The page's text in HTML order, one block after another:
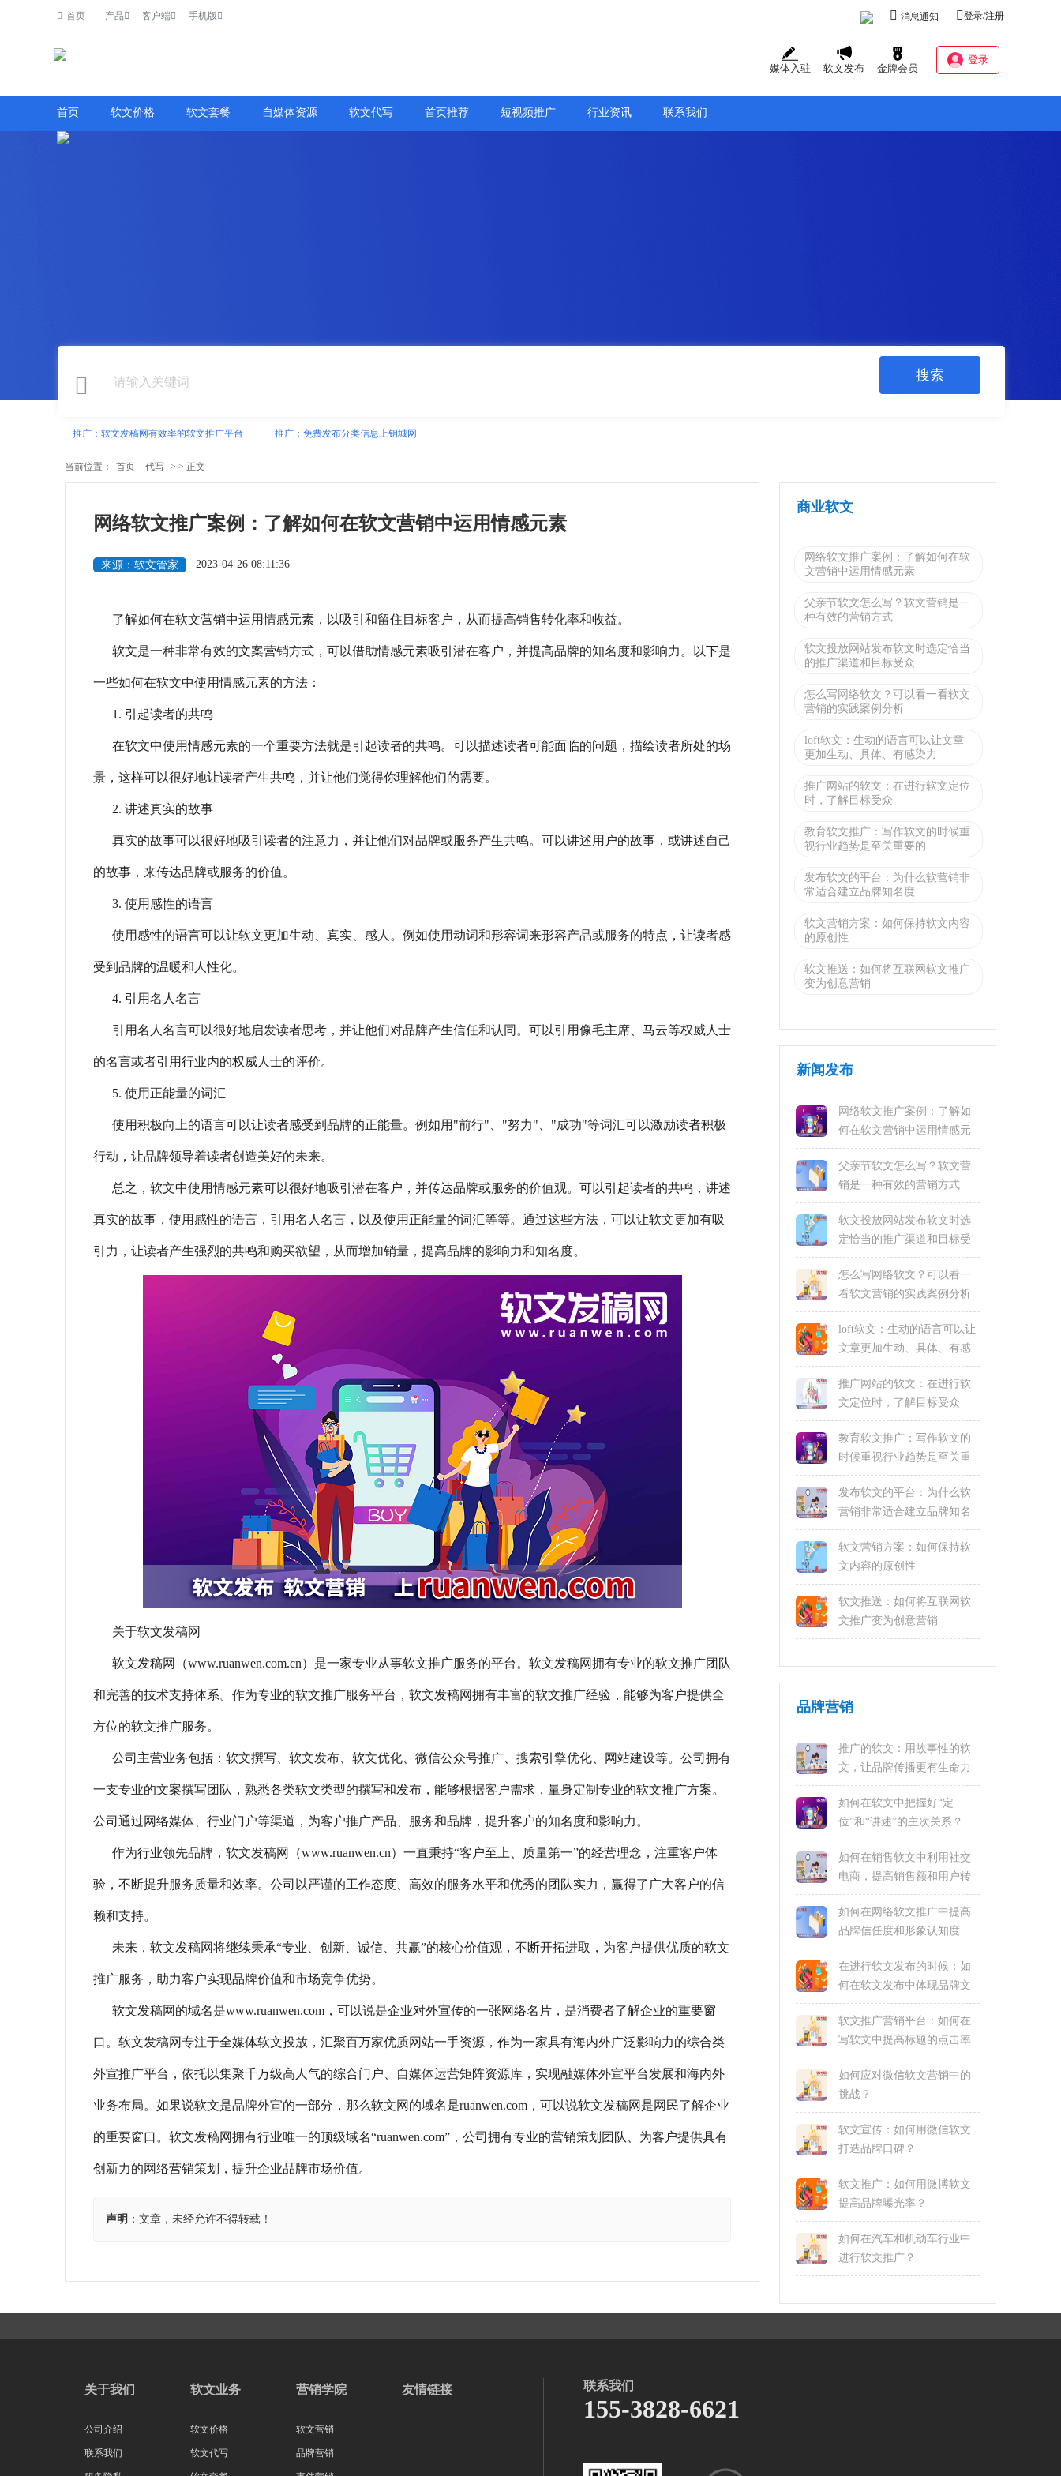
首页 产品 客户端 手机版 消息通知 登录/注册
媒体入驻 软文发布 金牌会员
登录
首页 软文价格 软文套餐 自媒体资源 软文代写 首页推荐 短视频推广 行业资讯 联系我们
推广：软文发稿网有效率的软文推广平台 推广：免费发布分类信息上钥城网
当前位置： 首页 代写 > > 正文
网络软文推广案例：了解如何在软文营销中运用情感元素
来源：软文管家 2023-04-26 08:11:36
了解如何在软文营销中运用情感元素，以吸引和留住目标客户，从而提高销售转化率和收益。
软文是一种非常有效的文案营销方式，可以借助情感元素吸引潜在客户，并提高品牌的知名度和影响力。以下是
一些如何在软文中使用情感元素的方法：
1. 引起读者的共鸣
在软文中使用情感元素的一个重要方法就是引起读者的共鸣。可以描述读者可能面临的问题，描绘读者所处的场
景，这样可以很好地让读者产生共鸣，并让他们觉得你理解他们的需要。
2. 讲述真实的故事
真实的故事可以很好地吸引读者的注意力，并让他们对品牌或服务产生共鸣。可以讲述用户的故事，或讲述自己
的故事，来传达品牌或服务的价值。
3. 使用感性的语言
使用感性的语言可以让软文更加生动、真实、感人。例如使用动词和形容词来形容产品或服务的特点，让读者感
受到品牌的温暖和人性化。
4. 引用名人名言
引用名人名言可以很好地启发读者思考，并让他们对品牌产生信任和认同。可以引用像毛主席、马云等权威人士
的名言或者引用行业内的权威人士的评价。
5. 使用正能量的词汇
使用积极向上的语言可以让读者感受到品牌的正能量。例如用"前行"、"努力"、"成功"等词汇可以激励读者积极
行动，让品牌领导着读者创造美好的未来。
总之，软文中使用情感元素可以很好地吸引潜在客户，并传达品牌或服务的价值观。可以引起读者的共鸣，讲述
真实的故事，使用感性的语言，引用名人名言，以及使用正能量的词汇等等。通过这些方法，可以让软文更加有吸
引力，让读者产生强烈的共鸣和购买欲望，从而增加销量，提高品牌的影响力和知名度。
关于软文发稿网
软文发稿网（www.ruanwen.com.cn）是一家专业从事软文推广服务的平台。软文发稿网拥有专业的软文推广团队
和完善的技术支持体系。作为专业的软文推广服务平台，软文发稿网拥有丰富的软文推广经验，能够为客户提供全
方位的软文推广服务。
公司主营业务包括：软文撰写、软文发布、软文优化、微信公众号推广、搜索引擎优化、网站建设等。公司拥有
一支专业的文案撰写团队，熟悉各类软文类型的撰写和发布，能够根据客户需求，量身定制专业的软文推广方案。
公司通过网络媒体、行业门户等渠道，为客户推广产品、服务和品牌，提升客户的知名度和影响力。
作为行业领先品牌，软文发稿网（www.ruanwen.cn）一直秉持“客户至上、质量第一”的经营理念，注重客户体
验，不断提升服务质量和效率。公司以严谨的工作态度、高效的服务水平和优秀的团队实力，赢得了广大客户的信
赖和支持。
未来，软文发稿网将继续秉承“专业、创新、诚信、共赢”的核心价值观，不断开拓进取，为客户提供优质的软文
推广服务，助力客户实现品牌价值和市场竞争优势。
软文发稿网的域名是www.ruanwen.com，可以说是企业对外宣传的一张网络名片，是消费者了解企业的重要窗
口。软文发稿网专注于全媒体软文投放，汇聚百万家优质网站一手资源，作为一家具有海内外广泛影响力的综合类
外宣推广平台，依托以集聚千万级高人气的综合门户、自媒体运营矩阵资源库，实现融媒体外宣平台发展和海内外
业务布局。如果说软文是品牌外宣的一部分，那么软文网的域名是ruanwen.com，可以说软文发稿网是网民了解企业
的重要窗口。软文发稿网拥有行业唯一的顶级域名“ruanwen.com”，公司拥有专业的营销策划团队、为客户提供具有
创新力的网络营销策划，提升企业品牌市场价值。
声明 ：文章，未经允许不得转载！
商业软文
网络软文推广案例：了解如何在软
文营销中运用情感元素
父亲节软文怎么写？软文营销是一
种有效的营销方式
软文投放网站发布软文时选定恰当
的推广渠道和目标受众
怎么写网络软文？可以看一看软文
营销的实践案例分析
loft软文：生动的语言可以让文章
更加生动、具体、有感染力
推广网站的软文：在进行软文定位
时，了解目标受众
教育软文推广：写作软文的时候重
视行业趋势是至关重要的
发布软文的平台：为什么软营销非
常适合建立品牌知名度
软文营销方案：如何保持软文内容
的原创性
软文推送：如何将互联网软文推广
变为创意营销
新闻发布
网络软文推广案例：了解如
何在软文营销中运用情感元
素
父亲节软文怎么写？软文营
销是一种有效的营销方式
软文投放网站发布软文时选
定恰当的推广渠道和目标受
众
怎么写网络软文？可以看一
看软文营销的实践案例分析
loft软文：生动的语言可以让
文章更加生动、具体、有感
染力
推广网站的软文：在进行软
文定位时，了解目标受众
教育软文推广：写作软文的
时候重视行业趋势是至关重
要的
发布软文的平台：为什么软
营销非常适合建立品牌知名
度
软文营销方案：如何保持软
文内容的原创性
软文推送：如何将互联网软
文推广变为创意营销
品牌营销
推广的软文：用故事性的软
文，让品牌传播更有生命力
如何在软文中把握好“定
位”和“讲述”的主次关系？
如何在销售软文中利用社交
电商，提高销售额和用户转
化率
如何在网络软文推广中提高
品牌信任度和形象认知度
在进行软文发布的时候：如
何在软文发布中体现品牌文
化和核心价值观
软文推广营销平台：如何在
写软文中提高标题的点击率
如何应对微信软文营销中的
挑战？
软文宣传：如何用微信软文
打造品牌口碑？
软文推广：如何用微博软文
提高品牌曝光率？
如何在汽车和机动车行业中
进行软文推广？
关于我们
公司介绍
联系我们
软文业务
软文价格
软文代写
营销学院
软文营销
品牌营销
友情链接 联系我们
155-3828-6621